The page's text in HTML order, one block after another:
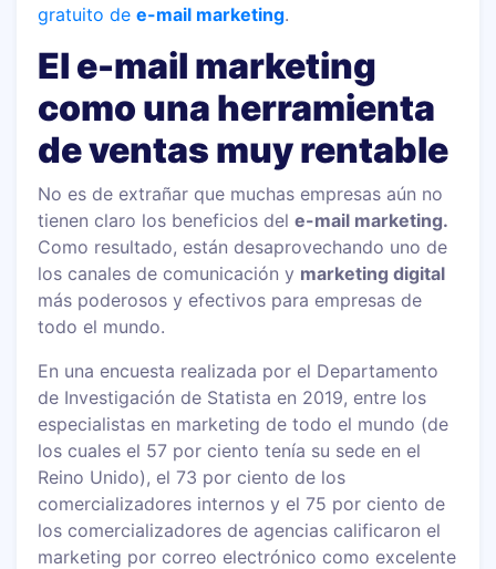
gratuito dee-mail marketing.
El e-mail marketing
como una herramienta
de ventas muy rentable
No es de extrañar que muchas empresas aún no
tienen claro los beneficios dele-mail marketing.
Como resultado, están desaprovechando uno de
los canales de comunicación y marketing digital
más poderosos y efectivos para empresas de
todo el mundo.
En una encuesta realizada por el Departamento
de Investigación de Statista en 2019, entre los
especialistas en marketing de todo el mundo (de
los cuales el 57 por ciento tenía su sede en el
Reino Unido), el 73 por ciento de los
comercializadores internos y el 75 por ciento de
los comercializadores de agencias calificaron el
marketing por correo electrónico como excelente